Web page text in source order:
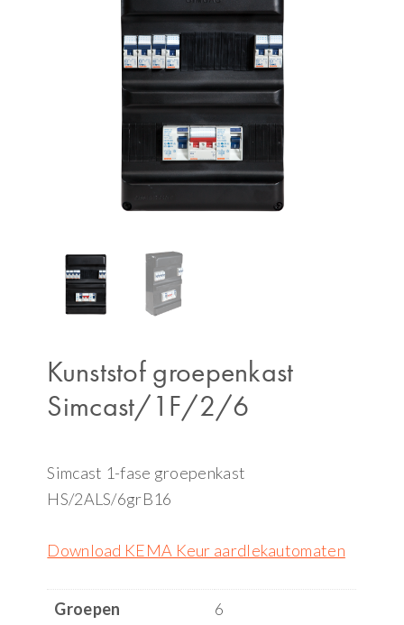
Kunststof groepenkast
Simcast/1F/2/6
Simcast 1-fase groepenkast
HS/2ALS/6grB16
Download KEMA Keur aardlekautomaten
Groepen
6